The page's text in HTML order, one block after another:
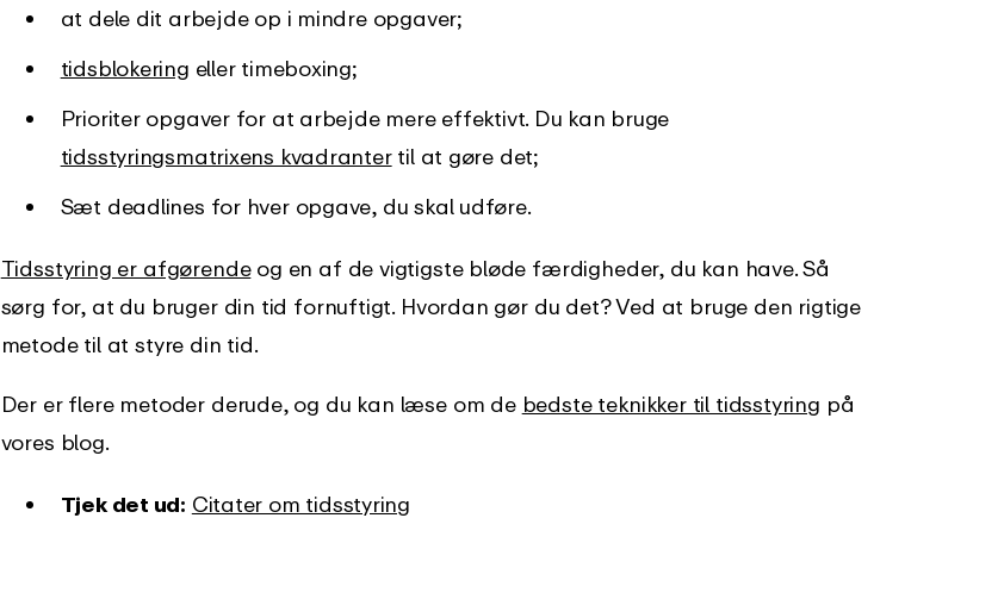
at dele dit arbejde op i mindre opgaver;
tidsblokering eller timeboxing;
Prioriter opgaver for at arbejde mere effektivt. Du kan bruge
tidsstyringsmatrixens kvadrantertil at gøre det;
Sæt deadlines for hver opgave, du skal udføre.
Tidsstyring er afgørendeog en af de vigtigste bløde færdigheder, du kan have. Så
sørg for, at du bruger din tid fornuftigt. Hvordan gør du det? Ved at bruge den rigtige
metode til at styre din tid.
Der er flere metoder derude, og du kan læse om de bedste teknikker til tidsstyring på
vores blog.
Tjek det ud: Citater om tidsstyring